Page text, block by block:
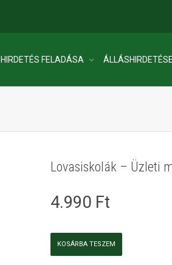
HIRDETÉS FELADÁSA
Lovasiskolák – Üzleti
4.990 Ft
Lovasiskolák
KOSÁRBA TESZEM